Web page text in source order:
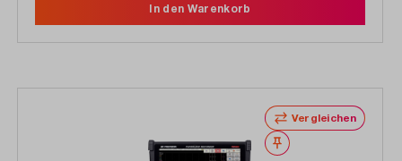
In den Warenkorb
Vergleichen
Merken